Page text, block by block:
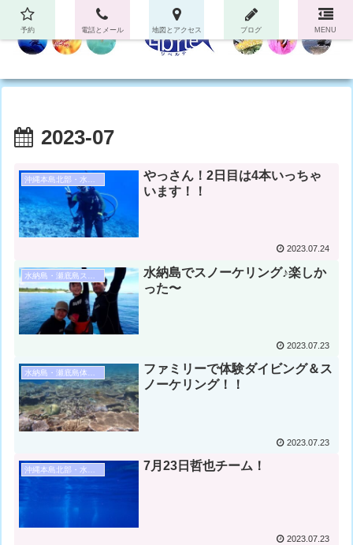
2023-07
やっさん！2日目は4本いっちゃ
います！！
2023.07.24
水納島・瀬底島スノーケル
水納島でスノーケリング♪楽しか
った〜
2023.07.23
ファミリーで体験ダイビング＆ス
ノーケリング！！
2023.07.23
7月23日哲也チーム！
2023.07.23
予約 電話とメール 地図とアクセス ブログ MENU